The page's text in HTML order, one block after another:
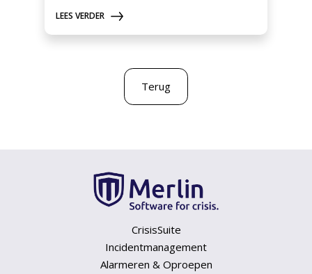
LEES VERDER
Terug
CrisisSuite
Incidentmanagement
Alarmeren & Oproepen